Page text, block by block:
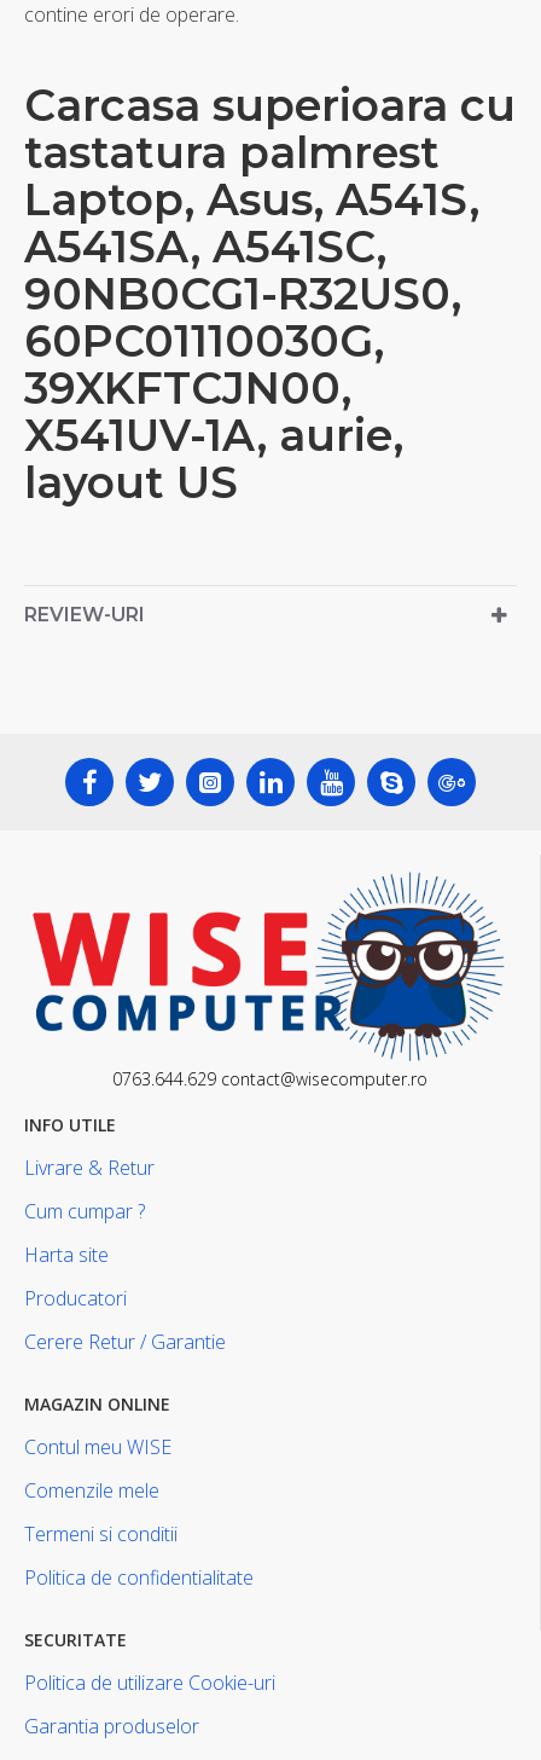
contine erori de operare.
Carcasa superioara cu
tastatura palmrest
Laptop, Asus, A541S,
A541SA, A541SC,
90NB0CG1-R32US0,
60PC01110030G,
39XKFTCJN00,
X541UV-1A, aurie,
layout US
REVIEW-URI
0763.644.629 contact@wisecomputer.ro
INFO UTILE
Livrare & Retur
Cum cumpar ?
Harta site
Producatori
Cerere Retur / Garantie
MAGAZIN ONLINE
Contul meu WISE
Comenzile mele
Termeni si conditii
Politica de confidentialitate
SECURITATE
Politica de utilizare Cookie-uri
Garantia produselor